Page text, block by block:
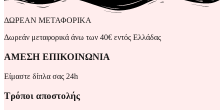
ΔΩΡΕΑΝ ΜΕΤΑΦΟΡΙΚΑ
Δωρεάν μεταφορικά άνω των 40€ εντός Ελλάδας
ΑΜΕΣΗ ΕΠΙΚΟΙΝΩΝΙΑ
Είμαστε δίπλα σας 24h
Τρόποι αποστολής